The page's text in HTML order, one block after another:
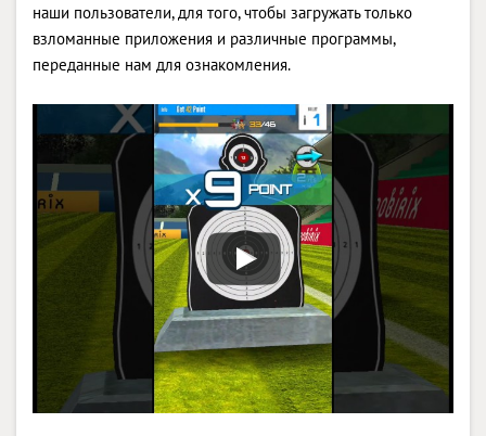
наши пользователи, для того, чтобы загружать только
взломанные приложения и различные программы,
переданные нам для ознакомления.